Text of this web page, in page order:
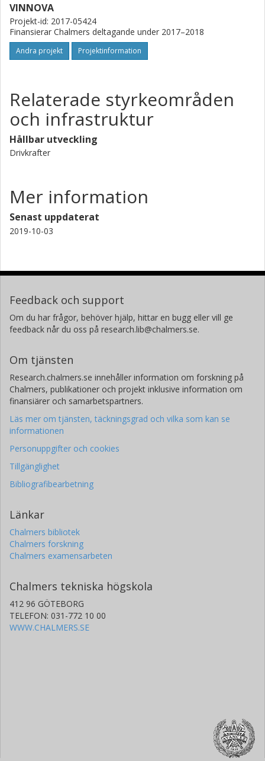
VINNOVA
Projekt-id: 2017-05424
Finansierar Chalmers deltagande under 2017–2018
Andra projekt Projektinformation
Relaterade styrkeområden
och infrastruktur
Hållbar utveckling
Drivkrafter
Mer information
Senast uppdaterat
2019-10-03
Feedback och support
Om du har frågor, behöver hjälp, hittar en bugg eller vill ge
feedback når du oss på research.lib@chalmers.se.
Om tjänsten
Research.chalmers.se innehåller information om forskning på
Chalmers, publikationer och projekt inklusive information om
finansiärer och samarbetspartners.
Läs mer om tjänsten, täckningsgrad och vilka som kan se
informationen
Personuppgifter och cookies
Tillgänglighet
Bibliografibearbetning
Länkar
Chalmers bibliotek
Chalmers forskning
Chalmers examensarbeten
Chalmers tekniska högskola
412 96 GÖTEBORG
TELEFON: 031-772 10 00
WWW.CHALMERS.SE